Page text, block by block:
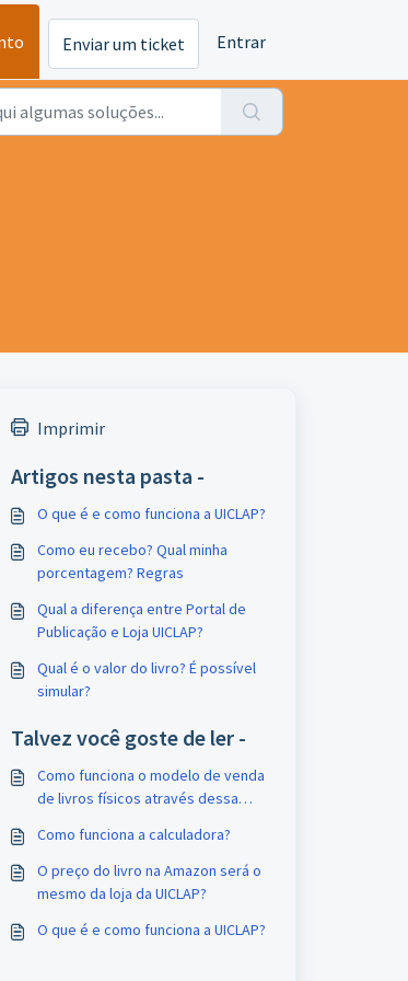
Enviar um ticket Entrar
Imprimir
Artigos nesta pasta -
O que é e como funciona a UICLAP?
Como eu recebo? Qual minha
porcentagem? Regras
Qual a diferença entre Portal de
Publicação e Loja UICLAP?
Qual é o valor do livro? É possível
simular?
Talvez você goste de ler -
Como funciona o modelo de venda
de livros físicos através dessa
Como funciona a calculadora?
O preço do livro na Amazon será o
mesmo da loja da UICLAP?
O que é e como funciona a UICLAP?